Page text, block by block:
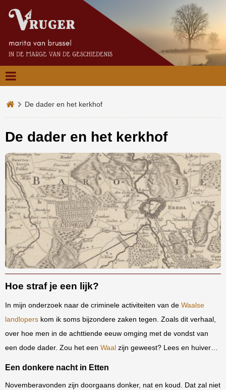
De dader en het kerkhof
De dader en het kerkhof
Hoe straf je een lijk?
In mijn onderzoek naar de criminele activiteiten van de Waalse
landlopers kom ik soms bijzondere zaken tegen. Zoals dit verhaal,
over hoe men in de achttiende eeuw omging met de vondst van
een dode dader. Zou het een Waal zijn geweest? Lees en huiver…
Een donkere nacht in Etten
Novemberavonden zijn doorgaans donker, nat en koud. Dat zal niet